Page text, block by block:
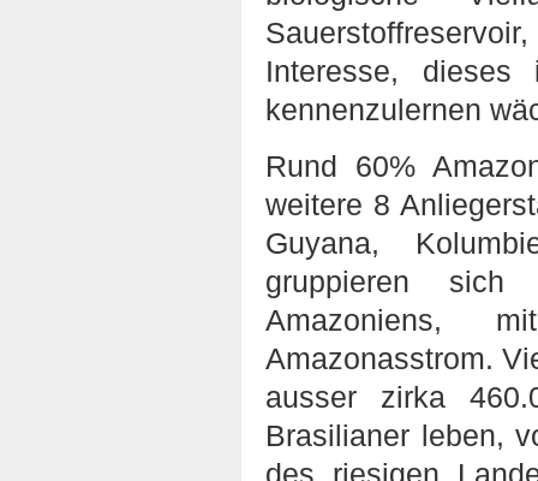
Interesse, dieses
kennenzulernen
Rund 60%
weitere 8
Guyana,
gruppieren sich
Amazoniens,
Amazonasstrom.
ausser zirka
Brasilianer leben,
des riesigen